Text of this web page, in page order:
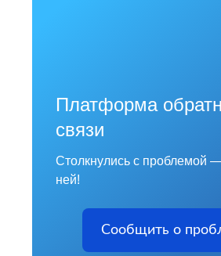
Платформа
связи
Столкнулись с проблемой
ней!
Сообщить о